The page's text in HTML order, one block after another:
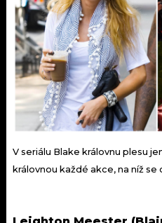
V seriálu Blake královnu plesu
královnou každé akce, na níž se